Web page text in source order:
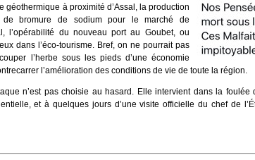
géothermique à proximité d’Assal, la production
de bromure de sodium pour le marché de
l’opérabilité du nouveau port au Goubet, ou
dans l’éco-tourisme. Bref, on ne pourrait pas
l’herbe sous les pieds d’une économie
l’amélioration des conditions de vie de toute la région.
n’est pas choisie au hasard. Elle intervient dans la foulée
et à quelques jours d’une visite officielle du chef de